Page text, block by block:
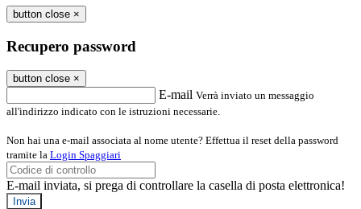
button close ×
Recupero password
button close ×
E-mail Verrà inviato un messaggio
all'indirizzo indicato con le istruzioni necessarie.
Non hai una e-mail associata al nome utente? Effettua il reset della password
tramite la Login Spaggiari
E-mail inviata, si prega di controllare la casella di posta elettronica!